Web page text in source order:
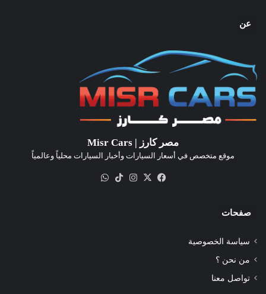
عن
مصر كارز | Misr Cars
موقع متخصص في أسعار السيارات وأخبار السيارات محلياً وعالمياً
فيسبوك
‫X انستقرام‫TikTok
صفحات
سياسة الخصوصية
من نحن ؟
تواصل معنا